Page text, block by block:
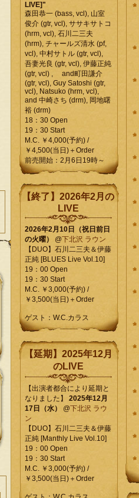
LIVE]"
森田恭一 (bass, vcl), 山室
俊介 (gtr, vcl), ササキサトコ
(hrm, vcl), 石川二三夫
(hrm), チャールズ清水 (pf,
vcl), 中村サトル (gtr, vcl),
吾妻光良 (gtr, vcl), 伊藤正純
(gtr, vcl) , and町田謙介
(gtr, vcl), Guy Satoshi (gtr,
vcl), Natsuko (hrm, vcl),
and 中崎さち (drm), 岡地曙
裕 (drm)
18：30 Open
19：30 Start
M.C. ￥4,000(予約) /
￥4,500(当日)＋Order
前売開始：2月6日19時～
【終了】2026年2月の
LIVE
2026年2月10日（祝日前日
の火曜）
@下北沢 ラウン
【DUO】石川二三夫＆伊藤
正純 [BLUES Live Vol.10]
19：00 Open
19：30 Start
M.C. ￥3,000(予約) /
￥3,500(当日)＋Order
ゲスト：W.C.カラス
【延期】2025年12月
のLIVE
【出演者都合により延期と
なりました】 2025年12月
17日（水）
@下北沢 ラウ
ン
【DUO】石川二三夫＆伊藤
正純 [Manthly Live Vol.10]
19：00 Open
19：30 Start
M.C. ￥3,000(予約) /
￥3,500(当日)＋Order